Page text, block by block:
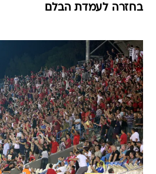
בחזרה לעמדת הבלם